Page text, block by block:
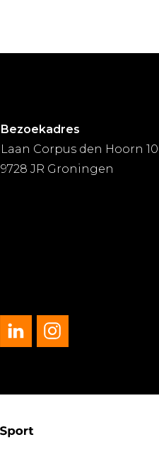
Bezoekadres
Laan Corpus den Hoorn
9728 JR Groningen